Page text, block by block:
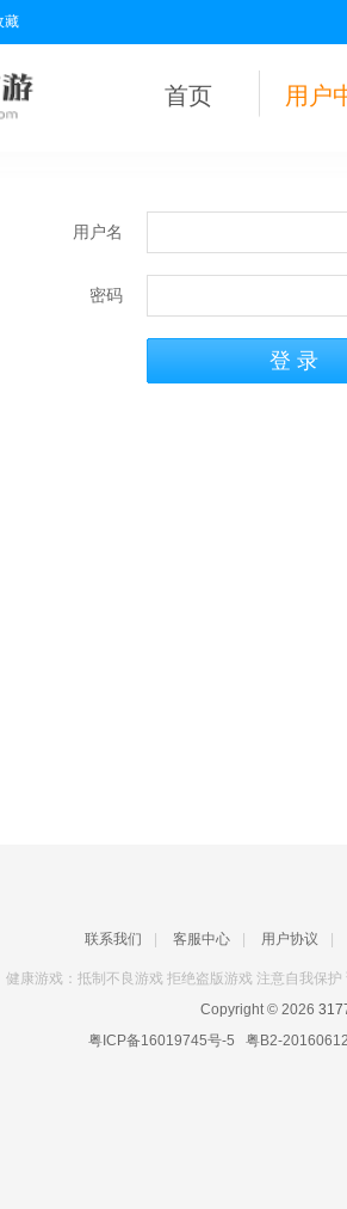
藏
首页 用户
用户名
密码
联系我们 客服中心 用户协议
健康游戏：抵制不良游戏 拒绝盗版游戏 注意自我保
Copyright © 2026
粤ICP备16019745号-5 粤B2-